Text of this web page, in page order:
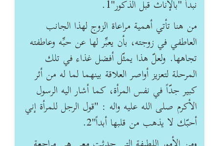
نبدأ "بالإناث قبل الذكور"1.
من هنا تأتي أهمية مراعاة الزوج لهذا الجانب
العاطفي في زوجته، بأن يعبِّر لها عن حبِّه وعاطفته
تجاهها. ولعلّ هذا يمثّل أفضل غذاء في تلك
المرحلة لتعزيز أواصر العلاقة بينهما لما له من أثر
كبير جدّاً في نفس المرأة، كما أشار اليه الرسول
الأكرم صلى الله عليه واله : "قول الرجل للمرأة إني
أحبّك لا يذهب من قلبها أبداً"2.